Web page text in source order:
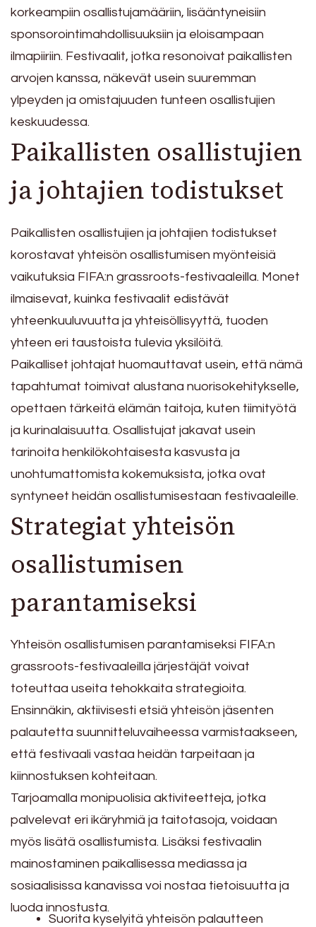
korkeampiin osallistujamääriin, lisääntyneisiin
sponsorointimahdollisuuksiin ja eloisampaan
ilmapiiriin. Festivaalit, jotka resonoivat paikallisten
arvojen kanssa, näkevät usein suuremman
ylpeyden ja omistajuuden tunteen osallistujien
keskuudessa.
Paikallisten osallistujien
ja johtajien todistukset
Paikallisten osallistujien ja johtajien todistukset
korostavat yhteisön osallistumisen myönteisiä
vaikutuksia FIFA:n grassroots-festivaaleilla. Monet
ilmaisevat, kuinka festivaalit edistävät
yhteenkuuluvuutta ja yhteisöllisyyttä, tuoden
yhteen eri taustoista tulevia yksilöitä.
Paikalliset johtajat huomauttavat usein, että nämä
tapahtumat toimivat alustana nuorisokehitykselle,
opettaen tärkeitä elämän taitoja, kuten tiimityötä
ja kurinalaisuutta. Osallistujat jakavat usein
tarinoita henkilökohtaisesta kasvusta ja
unohtumattomista kokemuksista, jotka ovat
syntyneet heidän osallistumisestaan festivaaleille.
Strategiat yhteisön
osallistumisen
parantamiseksi
Yhteisön osallistumisen parantamiseksi FIFA:n
grassroots-festivaaleilla järjestäjät voivat
toteuttaa useita tehokkaita strategioita.
Ensinnäkin, aktiivisesti etsiä yhteisön jäsenten
palautetta suunnitteluvaiheessa varmistaakseen,
että festivaali vastaa heidän tarpeitaan ja
kiinnostuksen kohteitaan.
Tarjoamalla monipuolisia aktiviteetteja, jotka
palvelevat eri ikäryhmiä ja taitotasoja, voidaan
myös lisätä osallistumista. Lisäksi festivaalin
mainostaminen paikallisessa mediassa ja
sosiaalisissa kanavissa voi nostaa tietoisuutta ja
luoda innostusta.
Suorita kyselyitä yhteisön palautteen